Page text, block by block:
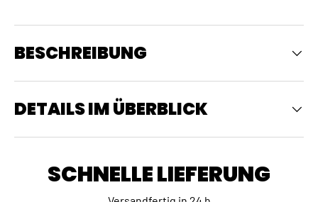
BESCHREIBUNG
DETAILS IM ÜBERBLICK
SCHNELLE LIEFERUNG